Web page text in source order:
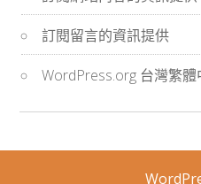
訂閱留言的資訊提供
WordPress.org 台灣繁體